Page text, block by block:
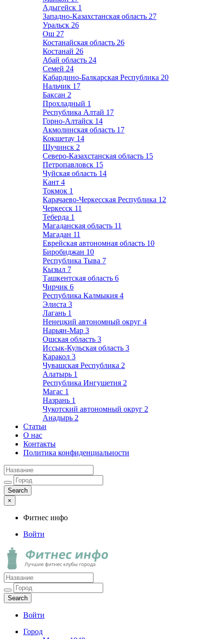
Адыгейск 1
Западно-Казахстанская область 27
Уральск 26
Ош 27
Костанайская область 26
Костанай 26
Абай область 24
Семей 24
Кабардино-Балкарская Республика 20
Нальчик 17
Баксан 2
Прохладный 1
Республика Алтай 17
Горно-Алтайск 14
Акмолинская область 17
Кокшетау 14
Щучинск 2
Северо-Казахстанская область 15
Петропавловск 15
Чуйская область 14
Кант 4
Токмок 1
Карачаево-Черкесская Республика 12
Черкесск 11
Теберда 1
Магаданская область 11
Магадан 11
Еврейская автономная область 10
Биробиджан 10
Республика Тыва 7
Кызыл 7
Ташкентская область 6
Чирчик 6
Республика Калмыкия 4
Элиста 3
Лагань 1
Ненецкий автономный округ 4
Нарьян-Мар 3
Ошская область 3
Иссык-Кульская область 3
Каракол 3
Чувашская Республика 2
Алатырь 1
Республика Ингушетия 2
Магас 1
Назрань 1
Чукотский автономный округ 2
Анадырь 2
Статьи
О нас
Контакты
Политика конфиденциальности
×
Фитнес инфо
Войти
Фитнес инфо
Лучшие фитнес клубы города
Войти
Город